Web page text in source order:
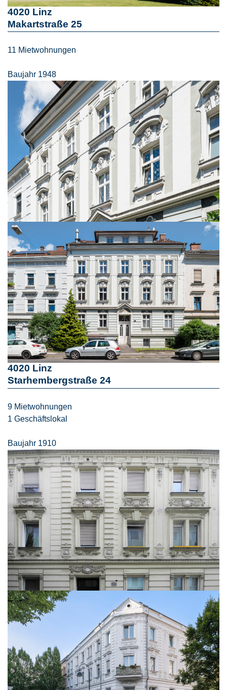
4020 Linz
Makartstraße 25
11 Mietwohnungen
Baujahr 1948
4020 Linz
Starhembergstraße 24
9 Mietwohnungen
1 Geschäftslokal
Baujahr 1910